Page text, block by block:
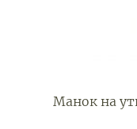
Манок на